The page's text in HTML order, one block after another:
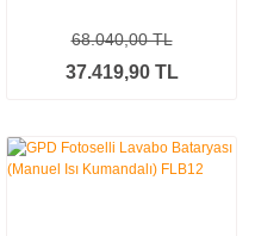
37.419,90 TL
68.040,00 TL